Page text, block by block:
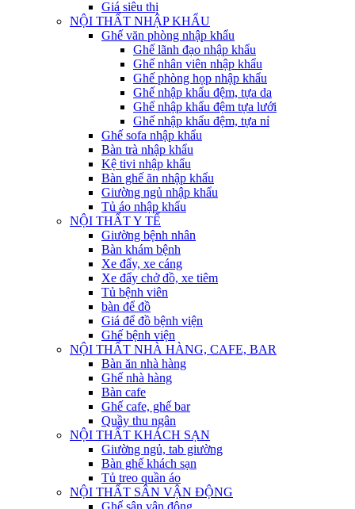
Giá siêu thị
NỘI THẤT NHẬP KHẨU
Ghế văn phòng nhập khẩu
Ghế lãnh đạo nhập khẩu
Ghế nhân viên nhập khẩu
Ghế phòng họp nhập khẩu
Ghế nhập khẩu đệm, tựa da
Ghế nhập khẩu đệm tựa lưới
Ghế nhập khẩu đệm, tựa nỉ
Ghế sofa nhập khẩu
Bàn trà nhập khẩu
Kệ tivi nhập khẩu
Bàn ghế ăn nhập khẩu
Giường ngủ nhập khẩu
Tủ áo nhập khẩu
NỘI THẤT Y TẾ
Giường bệnh nhân
Bàn khám bệnh
Xe đẩy, xe cáng
Xe đẩy chở đồ, xe tiêm
Tủ bệnh viên
bàn để đồ
Giá để đồ bệnh viện
Ghế bệnh viện
NỘI THẤT NHÀ HÀNG, CAFE, BAR
Bàn ăn nhà hàng
Ghế nhà hàng
Bàn cafe
Ghế cafe, ghế bar
Quầy thu ngân
NỘI THẤT KHÁCH SẠN
Giường ngủ, tab giường
Bàn ghế khách sạn
Tủ treo quần áo
NỘI THẤT SÂN VẬN ĐỘNG
Ghế sân vận động